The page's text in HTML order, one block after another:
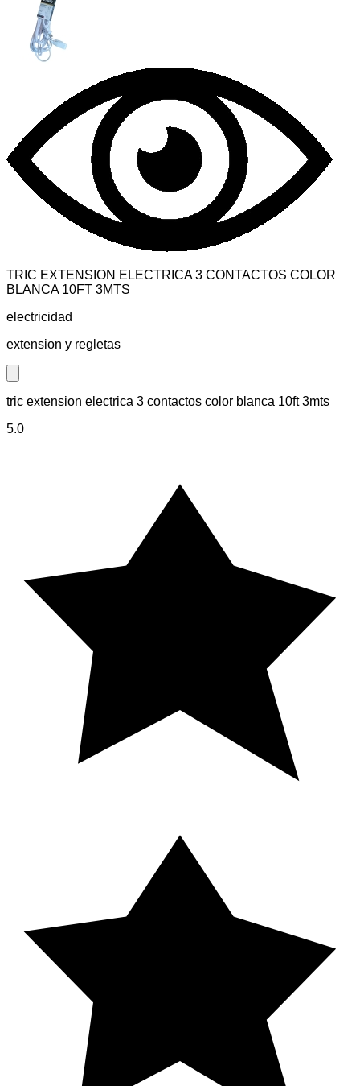
TRIC EXTENSION ELECTRICA 3 CONTACTOS COLOR
BLANCA 10FT 3MTS
electricidad
extension y regletas
Close modal
tric extension electrica 3 contactos color blanca 10ft 3mts
5.0